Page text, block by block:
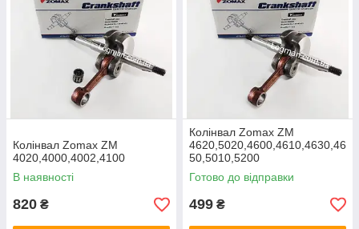
Колінвал Zomax ZM
4020,4000,4002,4100
В наявності
820 ₴
Колінвал Zomax ZM
4620,5020,4600,4610,4630,46
50,5010,5200
Готово до відправки
499 ₴